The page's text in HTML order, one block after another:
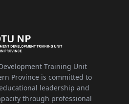
Training Unit
Province is committed to
leadership and
through professional